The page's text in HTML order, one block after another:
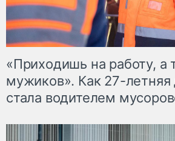
«Приходишь на работу, а
мужиков». Как 27-летняя
стала водителем